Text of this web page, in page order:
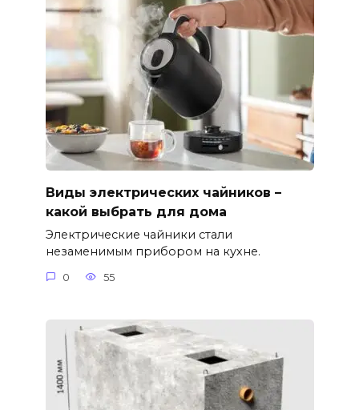
Виды электрических чайников –
какой выбрать для дома
Электрические чайники стали
незаменимым прибором на кухне.
0 55